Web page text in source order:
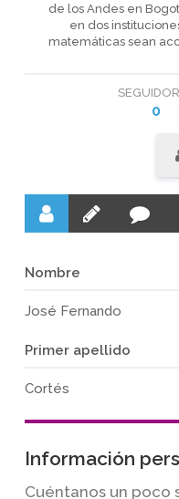
de los Andes en
en dos
matemáticas sean
0
Nombre
José Fernando
Primer apellido
Cortés
Información
Cuéntanos un poco